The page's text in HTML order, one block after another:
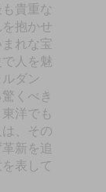
貴重な
抱かせ
れな宝
人を魅
ダン
くべき
洋でも
、その
新を追
表して